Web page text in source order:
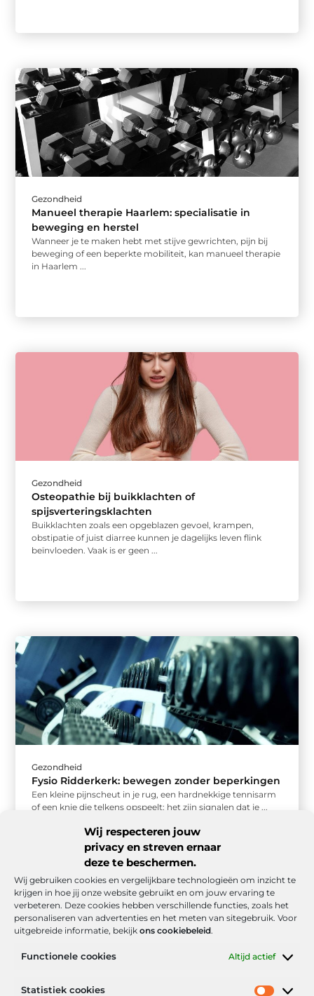
Wij respecteren jouw
privacy en streven ernaar
deze te beschermen.
Wij gebruiken cookies en vergelijkbare technologieën om inzicht te
krijgen in hoe jij onze website gebruikt en om jouw ervaring te
verbeteren. Deze cookies hebben verschillende functies, zoals het
personaliseren van advertenties en het meten van sitegebruik. Voor
uitgebreide informatie, bekijk ons cookiebeleid.
Functionele cookies Altijd actief
Statistiek cookies
Gezondheid
Manueel therapie Haarlem: specialisatie in
beweging en herstel
Wanneer je te maken hebt met stijve gewrichten, pijn bij
beweging of een beperkte mobiliteit, kan manueel therapie
in Haarlem ...
Gezondheid
Osteopathie bij buikklachten of
spijsverteringsklachten
Buikklachten zoals een opgeblazen gevoel, krampen,
obstipatie of juist diarree kunnen je dagelijks leven flink
beïnvloeden. Vaak is er geen ...
Gezondheid
Fysio Ridderkerk: bewegen zonder beperkingen
Een kleine pijnscheut in je rug, een hardnekkige tennisarm
of een knie die telkens opspeelt: het zijn signalen dat je ...
Onze informatie